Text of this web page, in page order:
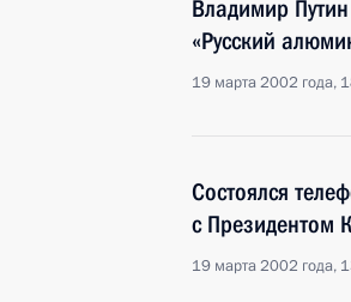
Владимир
«Русский
19 марта 2002 года,
Состоялся
с Президентом
19 марта 2002 года,